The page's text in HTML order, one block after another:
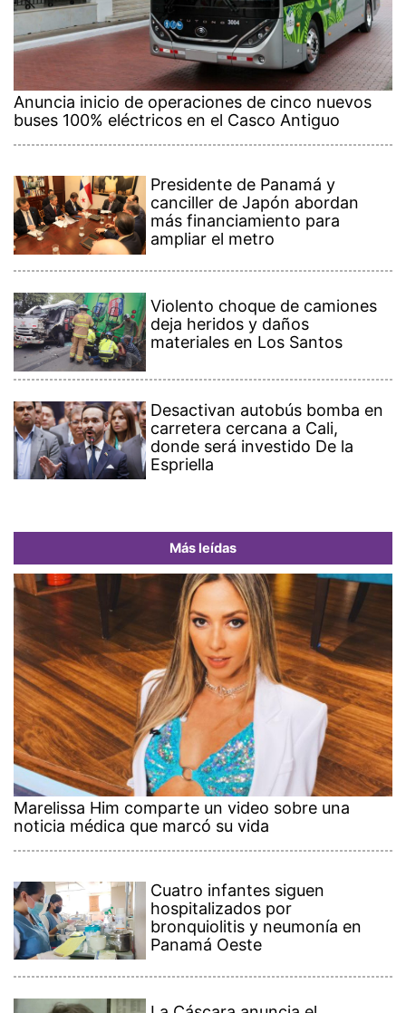
Anuncia inicio de operaciones de cinco nuevos
buses 100% eléctricos en el Casco Antiguo
Presidente de Panamá y
canciller de Japón abordan
más financiamiento para
ampliar el metro
Violento choque de camiones
deja heridos y daños
materiales en Los Santos
Desactivan autobús bomba en
carretera cercana a Cali,
donde será investido De la
Espriella
Más leídas
Marelissa Him comparte un video sobre una
noticia médica que marcó su vida
Cuatro infantes siguen
hospitalizados por
bronquiolitis y neumonía en
Panamá Oeste